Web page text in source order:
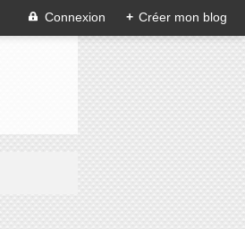
Connexion + Créer mon blog